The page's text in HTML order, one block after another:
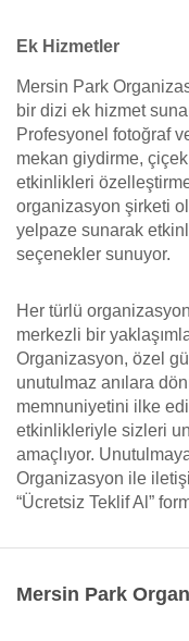
Ek Hizmetler
Mersin Park
bir dizi ek hizmet
Profesyonel fotoğraf
mekan giydirme,
etkinlikleri
organizasyon şirketi
yelpaze sunarak
seçenekler sunuyor.
Her türlü
merkezli bir
Organizasyon, özel
unutulmaz anılara
memnuniyetini ilke
etkinlikleriyle sizleri
amaçlıyor.
Organizasyon ile
“Ücretsiz Teklif Al”
Mersin Park